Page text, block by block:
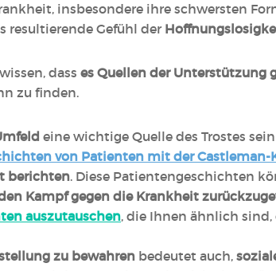
insbesondere ihre schwersten
resultierende Gefühl der
dass es Quellen der Unterstützung
zu finden.
eine wichtige Quelle des Trostes
von Patienten mit der Castleman-
berichten. Diese Patientengeschichten
Kampf gegen die Krankheit
auszutauschen, die Ihnen ähnlich
zu bewahren bedeutet auch,